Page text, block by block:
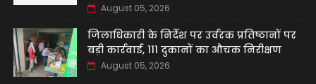
August 05, 2026
जिलाधिकारी के निर्देश पर उर्वरक प्रतिष्ठानों पर
बड़ी कार्रवाई, 111 दुकानों का औचक निरीक्षण
August 05, 2026